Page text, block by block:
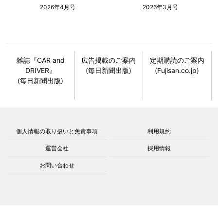
2026年4月号 2026年3月号
雑誌『CAR and
DRIVER』
(毎日新聞出版)
広告掲載のご案内
(毎日新聞出版)
定期購読のご案内
(Fujisan.co.jp)
個人情報の取り扱いと免責事項 利用規約
運営会社 採用情報
お問い合わせ